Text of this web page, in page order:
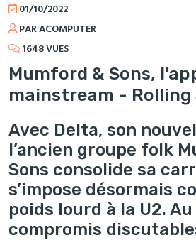
01/10/2022
PAR ACOMPUTER
1648 VUES
Mumford & Sons,
mainstream - Rolling
Avec Delta, son
l’ancien groupe folk
Sons consolide sa
s’impose désormais
poids lourd à la U2.
compromis